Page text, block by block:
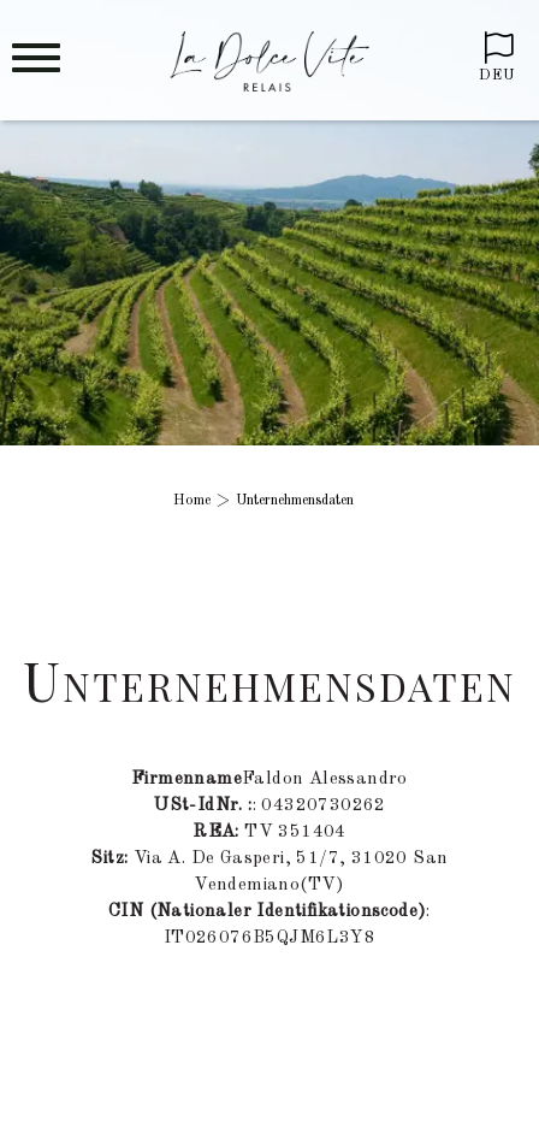
DEU
Home Unternehmensdaten
UNTERNEHMENSDATEN
FirmennameFaldon Alessandro
USt-IdNr. :: 04320730262
REA:TV 351404
Sitz: Via A. De Gasperi, 51/7, 31020 San
Vendemiano(TV)
CIN (Nationaler Identifikationscode):
IT026076B5QJM6L3Y8